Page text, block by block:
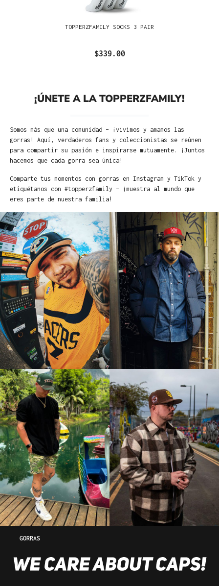
TOPPERZFAMILY SOCKS 3 PAIR
$339.00
¡ÚNETE A LA TOPPERZFAMILY!
Somos más que una comunidad – ¡vivimos y amamos las
gorras! Aquí, verdaderos fans y coleccionistas se reúnen
para compartir su pasión e inspirarse mutuamente. ¡Juntos
hacemos que cada gorra sea única!
Comparte tus momentos con gorras en Instagram y TikTok y
etiquétanos con #topperzfamily – ¡muestra al mundo que
eres parte de nuestra familia!
GORRAS